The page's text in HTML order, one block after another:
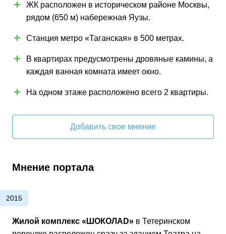
ЖК расположен в историческом районе Москвы,
рядом (650 м) набережная Яузы.
Станция метро «Таганская» в 500 метрах.
В квартирах предусмотрены дровяные камины, а
каждая ванная комната имеет окно.
На одном этаже расположено всего 2 квартиры.
Добавить свое мнение
Мнение портала
2015
Жилой комплекс «ШОКОЛАD» в Тетеринском